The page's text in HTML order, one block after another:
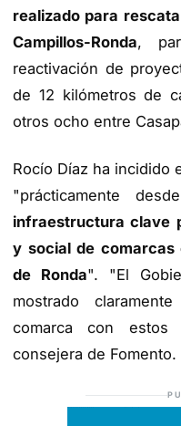
realizado para
Campillos-Ronda,
reactivación de
de 12 kilómetros de
otros ocho entre
Rocío Díaz ha incidido
"prácticamente
infraestructura clave
y social de comarcas
de Ronda". "El
mostrado
comarca con estos
consejera de Fomento.